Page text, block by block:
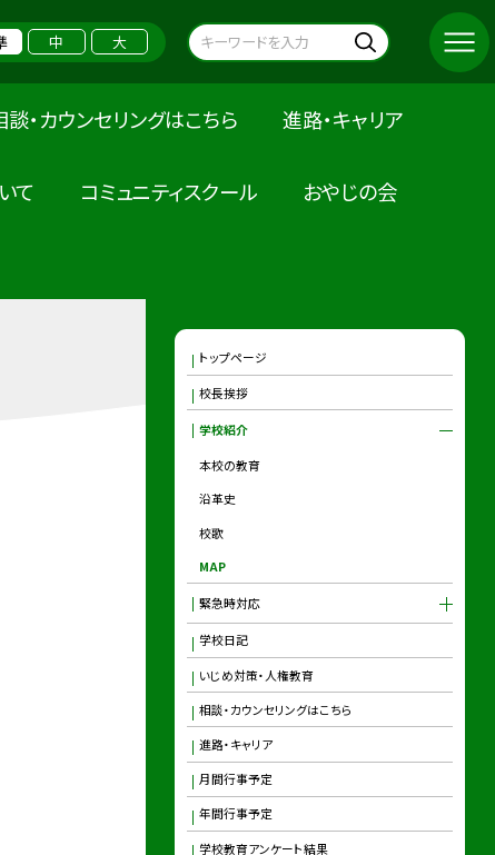
中 大
談・カウンセリングはこちら 進路・キャリア
て コミュニティスクール おやじの会
トップページ
校長挨拶
学校紹介
本校の教育
沿革史
校歌
MAP
緊急時対応
学校日記
いじめ対策・人権教育
相談・カウンセリングはこちら
進路・キャリア
月間行事予定
年間行事予定
学校教育アンケート結果